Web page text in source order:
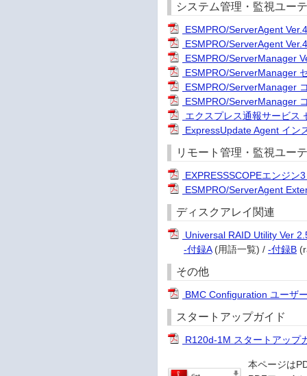
システム管理・監視ユー
ESMPRO/ServerAgent
ESMPRO/ServerAgent
ESMPRO/ServerManager
ESMPRO/ServerManager
ESMPRO/ServerManager
ESMPRO/ServerManager
エクスプレス通報サービス
ExpressUpdate Agent イン
リモート管理・監視ユー
EXPRESSSCOPEエンジン
ESMPRO/ServerAgent
ディスクアレイ関連
Universal RAID Utility Ver
-付録A(用語一覧) /-付録B
その他
BMC Configuration ユーザ
スタートアップガイド
R120d-1M スタートアップ
本ページは